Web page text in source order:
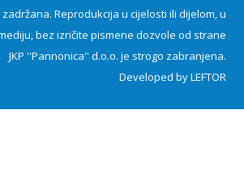
Reprodukcija u cijelosti ili dijelom, u
bez izričite pismene dozvole od strane
JKP ''Pannonica'' d.o.o. je strogo zabranjena.
Developed byLEFTOR